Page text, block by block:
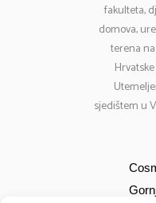
fakulteta,
domova,
terena
sjedištem u